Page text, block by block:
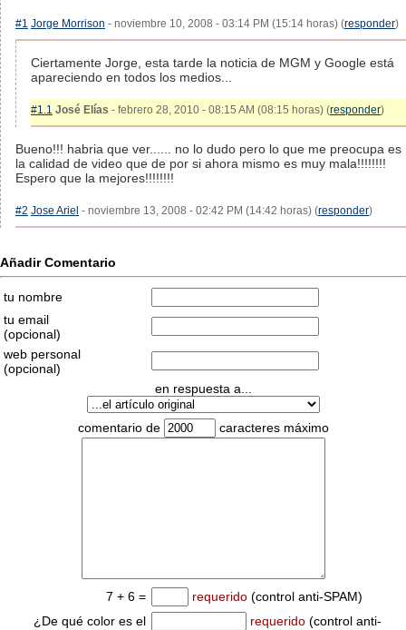
#1 Jorge Morrison - noviembre 10, 2008 - 03:14 PM (15:14 horas) (responder)
Ciertamente Jorge, esta tarde la noticia de MGM y Google está
apareciendo en todos los medios...
#1.1 José Elías - febrero 28, 2010 - 08:15 AM (08:15 horas) (responder)
Bueno!!! habria que ver...... no lo dudo pero lo que me preocupa es
la calidad de video que de por si ahora mismo es muy mala!!!!!!!!
Espero que la mejores!!!!!!!!
#2 Jose Ariel - noviembre 13, 2008 - 02:42 PM (14:42 horas) (responder)
Añadir Comentario
tu nombre
tu email
(opcional)
web personal
(opcional)
en respuesta a...
comentario de caracteres máximo
7 + 6 = requerido (control anti-SPAM)
¿De qué color es el
requerido (control anti-